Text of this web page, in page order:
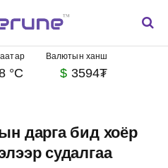
°C
Валютын ханш
$ 3594₮
дарга бид хоёр
судалгаа